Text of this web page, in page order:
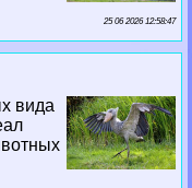
25 06 2026 12:58:47
вида